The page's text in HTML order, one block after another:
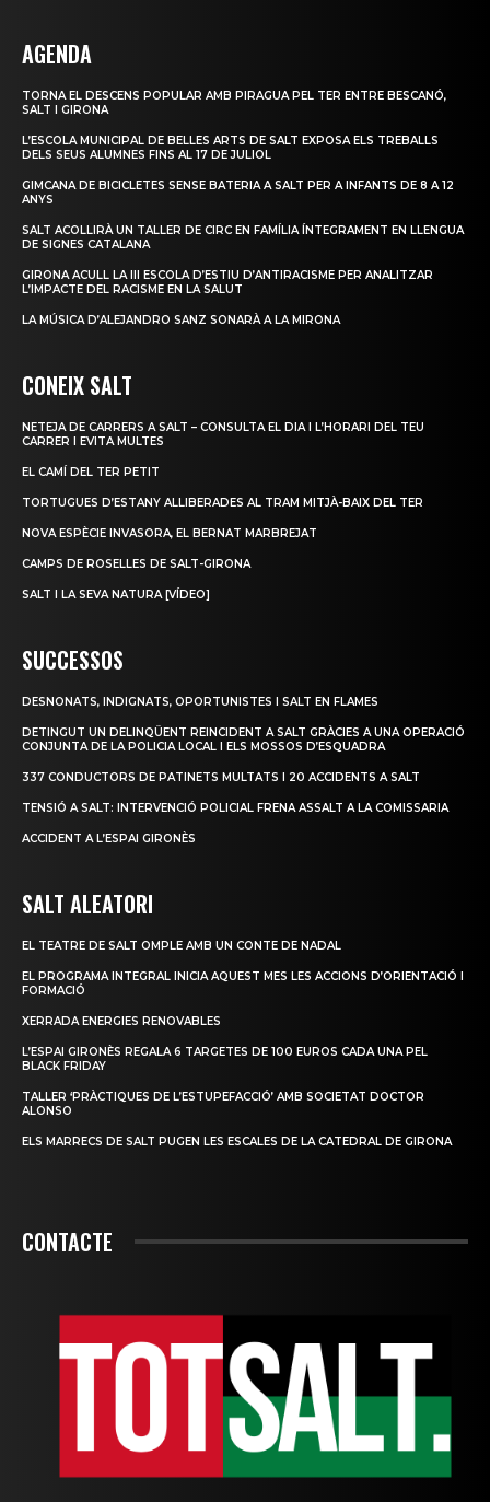
AGENDA
TORNA EL DESCENS POPULAR AMB PIRAGUA PEL TER ENTRE BESCANÓ,
SALT I GIRONA
L’ESCOLA MUNICIPAL DE BELLES ARTS DE SALT EXPOSA ELS TREBALLS
DELS SEUS ALUMNES FINS AL 17 DE JULIOL
GIMCANA DE BICICLETES SENSE BATERIA A SALT PER A INFANTS DE 8 A 12
ANYS
SALT ACOLLIRÀ UN TALLER DE CIRC EN FAMÍLIA ÍNTEGRAMENT EN LLENGUA
DE SIGNES CATALANA
GIRONA ACULL LA III ESCOLA D’ESTIU D’ANTIRACISME PER ANALITZAR
L’IMPACTE DEL RACISME EN LA SALUT
LA MÚSICA D’ALEJANDRO SANZ SONARÀ A LA MIRONA
CONEIX SALT
NETEJA DE CARRERS A SALT – CONSULTA EL DIA I L’HORARI DEL TEU
CARRER I EVITA MULTES
EL CAMÍ DEL TER PETIT
TORTUGUES D’ESTANY ALLIBERADES AL TRAM MITJÀ-BAIX DEL TER
NOVA ESPÈCIE INVASORA, EL BERNAT MARBREJAT
CAMPS DE ROSELLES DE SALT-GIRONA
SALT I LA SEVA NATURA [VÍDEO]
SUCCESSOS
DESNONATS, INDIGNATS, OPORTUNISTES I SALT EN FLAMES
DETINGUT UN DELINQÜENT REINCIDENT A SALT GRÀCIES A UNA OPERACIÓ
CONJUNTA DE LA POLICIA LOCAL I ELS MOSSOS D’ESQUADRA
337 CONDUCTORS DE PATINETS MULTATS I 20 ACCIDENTS A SALT
TENSIÓ A SALT: INTERVENCIÓ POLICIAL FRENA ASSALT A LA COMISSARIA
ACCIDENT A L’ESPAI GIRONÈS
SALT ALEATORI
EL TEATRE DE SALT OMPLE AMB UN CONTE DE NADAL
EL PROGRAMA INTEGRAL INICIA AQUEST MES LES ACCIONS D’ORIENTACIÓ I
FORMACIÓ
XERRADA ENERGIES RENOVABLES
L’ESPAI GIRONÈS REGALA 6 TARGETES DE 100 EUROS CADA UNA PEL
BLACK FRIDAY
TALLER ‘PRÀCTIQUES DE L’ESTUPEFACCIÓ’ AMB SOCIETAT DOCTOR
ALONSO
ELS MARRECS DE SALT PUGEN LES ESCALES DE LA CATEDRAL DE GIRONA
CONTACTE